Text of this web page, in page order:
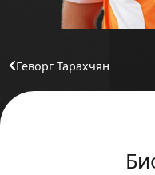
Геворг Тарахчян